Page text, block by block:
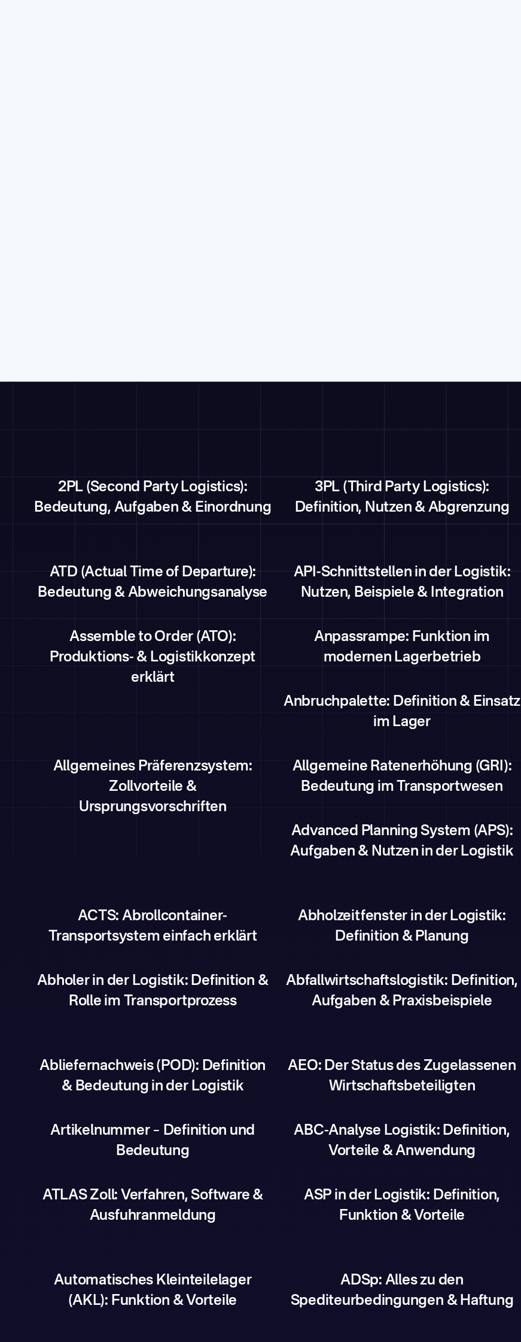
2PL (Second Party Logistics):
Bedeutung, Aufgaben & Einordnung
3PL (Third Party Logistics):
Definition, Nutzen & Abgrenzung
ATD (Actual Time of Departure):
Bedeutung & Abweichungsanalyse
API-Schnittstellen in der Logistik:
Nutzen, Beispiele & Integration
Assemble to Order (ATO):
Produktions- & Logistikkonzept
erklärt
Anpassrampe: Funktion im
modernen Lagerbetrieb
Anbruchpalette: Definition & Einsatz
im Lager
Allgemeines Präferenzsystem:
Zollvorteile &
Ursprungsvorschriften
Allgemeine Ratenerhöhung (GRI):
Bedeutung im Transportwesen
Advanced Planning System (APS):
Aufgaben & Nutzen in der Logistik
ACTS: Abrollcontainer-
Transportsystem einfach erklärt
Abholzeitfenster in der Logistik:
Definition & Planung
Abholer in der Logistik: Definition &
Rolle im Transportprozess
Abfallwirtschaftslogistik: Definition,
Aufgaben & Praxisbeispiele
Abliefernachweis (POD): Definition
& Bedeutung in der Logistik
AEO: Der Status des Zugelassenen
Wirtschaftsbeteiligten
Artikelnummer – Definition und
Bedeutung
ABC-Analyse Logistik: Definition,
Vorteile & Anwendung
ATLAS Zoll: Verfahren, Software &
Ausfuhranmeldung
ASP in der Logistik: Definition,
Funktion & Vorteile
Automatisches Kleinteilelager
(AKL): Funktion & Vorteile
ADSp: Alles zu den
Spediteurbedingungen & Haftung